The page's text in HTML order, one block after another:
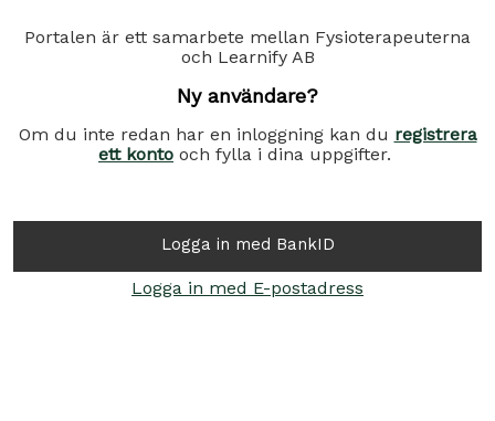
Portalen är ett samarbete mellan Fysioterapeuterna
och Learnify AB
Ny användare?
Om du inte redan har en inloggning kan du registrera
ett konto och fylla i dina uppgifter.
Logga in med BankID
Logga in med E-postadress